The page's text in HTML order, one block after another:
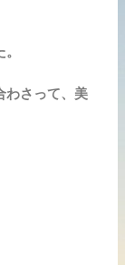
わさって、美